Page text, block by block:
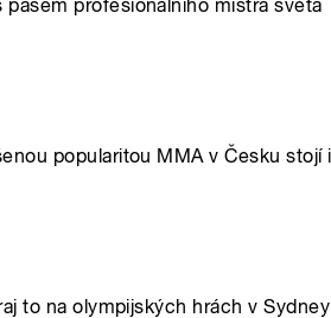
profesionálního mistra světa
popularitou MMA v Česku stojí
to na olympijských hrách v